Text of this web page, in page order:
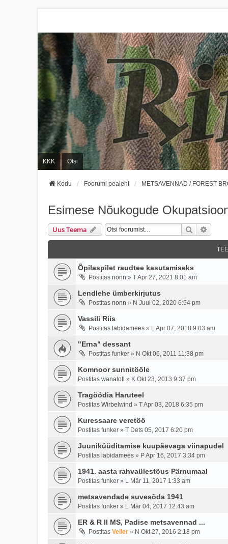
KKK Otsi
Kodu Foorumi pealeht METSAVENNAD / FOREST
Esimese Nõukogude
Uus Teema Otsi
Õpilaspilet raudtee kasutamiseks
Postitas nonn » T Apr 27, 2021 8:01 am
Lendlehe ümberkirjutus
Postitas nonn » N Juul 02, 2020 6:54 pm
Vassili Riis
Postitas labidamees » L Apr 07, 2018 9:03 am
"Erna" dessant
Postitas funker » N Okt 06, 2011 11:38 pm
Komnoor sunnitööle
Postitas wanaloll » K Okt 23, 2013 9:37 pm
Tragöödia Haruteel
Postitas Wirbelwind » T Apr 03, 2018 6:35 pm
Kuressaare veretöö
Postitas funker » T Dets 05, 2017 6:20 pm
Juuniküüditamise kuupäevaga viinapudel
Postitas labidamees » P Apr 16, 2017 3:34 pm
1941. aasta rahvaülestõus Pärnumaal
Postitas funker » L Mär 11, 2017 1:33 am
metsavendade suvesõda 1941
Postitas funker » L Mär 04, 2017 12:43 am
ER & R II MS, Padise metsavennad ...
Postitas Veiler » N Okt 27, 2016 2:18 pm